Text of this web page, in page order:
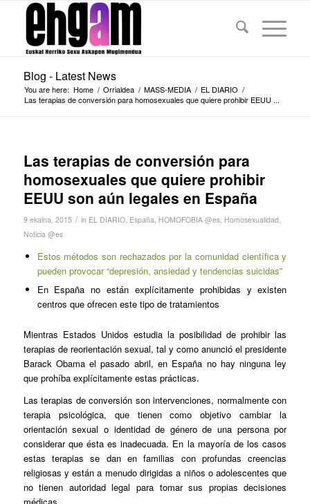
Blog - Latest News
You are here: Home / Orrialdea / MASS-MEDIA / EL DIARIO /
Las terapias de conversión para homosexuales que quiere prohibir EEUU ...
Las terapias de conversión para
homosexuales que quiere prohibir
EEUU son aún legales en España
9 ekaina, 2015 / in EL DIARIO, España, HOMOFOBIA @es, Homosexualidad,
Noticia @es
Estos métodos son rechazados por la comunidad científica y
pueden provocar “depresión, ansiedad y tendencias suicidas”
En España no están explícitamente prohibidas y existen
centros que ofrecen este tipo de tratamientos
Mientras Estados Unidos estudia la posibilidad de prohibir las
terapias de reorientación sexual, tal y como anunció el presidente
Barack Obama el pasado abril, en España no hay ninguna ley
que prohíba explícitamente estas prácticas.
Las terapias de conversión son intervenciones, normalmente con
terapia psicológica, que tienen como objetivo cambiar la
orientación sexual o identidad de género de una persona por
considerar que ésta es inadecuada. En la mayoría de los casos
estas terapias se dan en familias con profundas creencias
religiosas y están a menudo dirigidas a niños o adolescentes que
no tienen autoridad legal para tomar sus propias decisiones